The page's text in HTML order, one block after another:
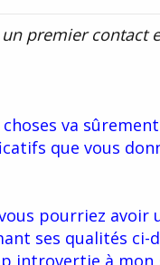
premier contact
va
que vous
pourriez
ses qualités ci-
introvertie à mon